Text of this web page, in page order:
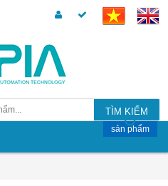
TÌM KIẾM
sản phẩm